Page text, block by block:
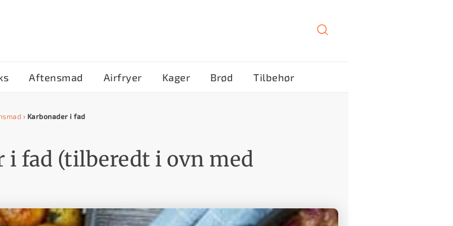
Aftensmad Airfryer Kager Brød Tilbehør
› Karbonader i fad
i fad (tilberedt i ovn med